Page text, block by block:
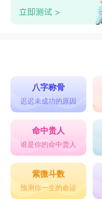
八字称骨
迟迟未成功的原因
命中贵人
谁是你的命中贵人
紫微斗数
预测你一生的命运